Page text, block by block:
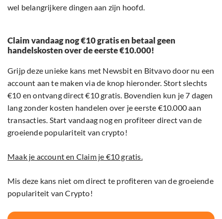
wel belangrijkere dingen aan zijn hoofd.
Claim vandaag nog €10 gratis en betaal geen
handelskosten over de eerste €10.000!
Grijp deze unieke kans met Newsbit en Bitvavo door nu een
account aan te maken via de knop hieronder. Stort slechts
€10 en ontvang direct €10 gratis. Bovendien kun je 7 dagen
lang zonder kosten handelen over je eerste €10.000 aan
transacties. Start vandaag nog en profiteer direct van de
groeiende populariteit van crypto!
Maak je account en Claim je €10 gratis.
Mis deze kans niet om direct te profiteren van de groeiende
populariteit van Crypto!